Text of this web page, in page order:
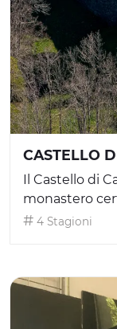
CASTELLO
Il Castello di
monastero
4 Stagioni